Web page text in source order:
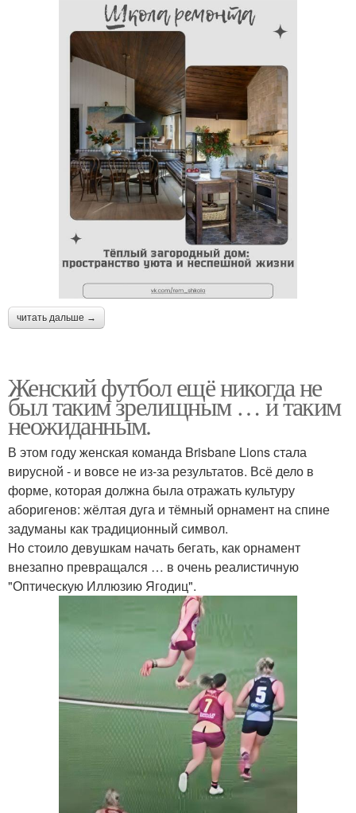
читать дальше →
Женский футбол ещё никогда не
был таким зрелищным … и таким
неожиданным.
В этом году женская команда Brisbane Lions стала
вирусной - и вовсе не из-за результатов. Всё дело в
форме, которая должна была отражать культуру
аборигенов: жёлтая дуга и тёмный орнамент на спине
задуманы как традиционный символ.
Но стоило девушкам начать бегать, как орнамент
внезапно превращался … в очень реалистичную
"Оптическую Иллюзию Ягодиц".